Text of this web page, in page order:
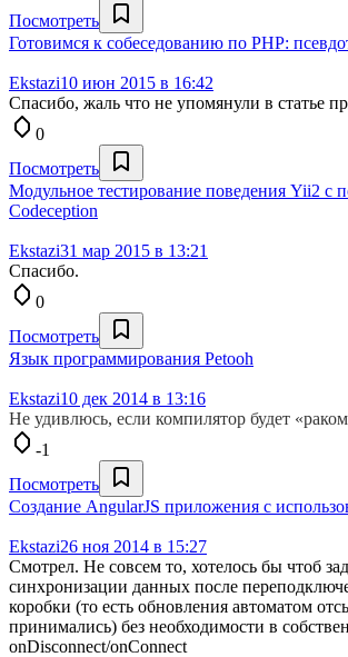
Посмотреть
Готовимся к собеседованию по PHP:
Ekstazi10 июн 2015 в 16:42
Спасибо, жаль что не упомянули в статье
0
Посмотреть
Модульное тестирование поведения Yii2 с
Codeception
Ekstazi31 мар 2015 в 13:21
Спасибо.
0
Посмотреть
Язык программирования Petooh
Ekstazi10 дек 2014 в 13:16
Не удивлюсь, если компилятор будет
-1
Посмотреть
Создание AngularJS приложения c
Ekstazi26 ноя 2014 в 15:27
Смотрел. Не совсем то, хотелось бы чтоб
синхронизации данных после
коробки (то есть обновления автоматом
принимались) без необходимости в
onDisconnect/onConnect